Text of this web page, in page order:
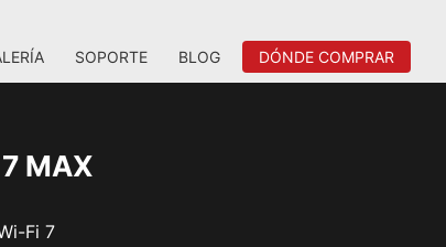
SOPORTE BLOG DÓNDE COMPRAR
MAX
Fi 7